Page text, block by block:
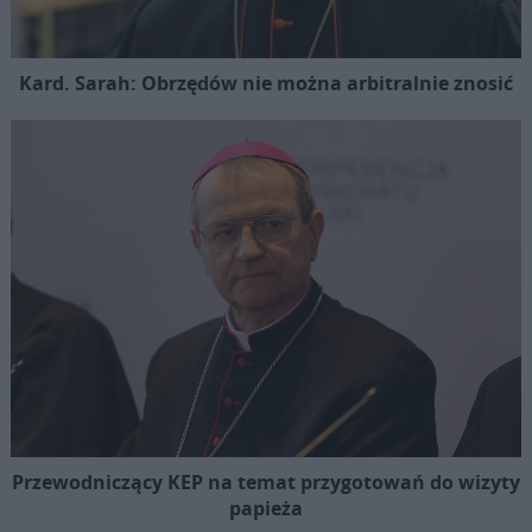
Kard. Sarah: Obrzędów nie można arbitralnie znosić
Przewodniczący KEP na temat przygotowań do wizyty
papieża